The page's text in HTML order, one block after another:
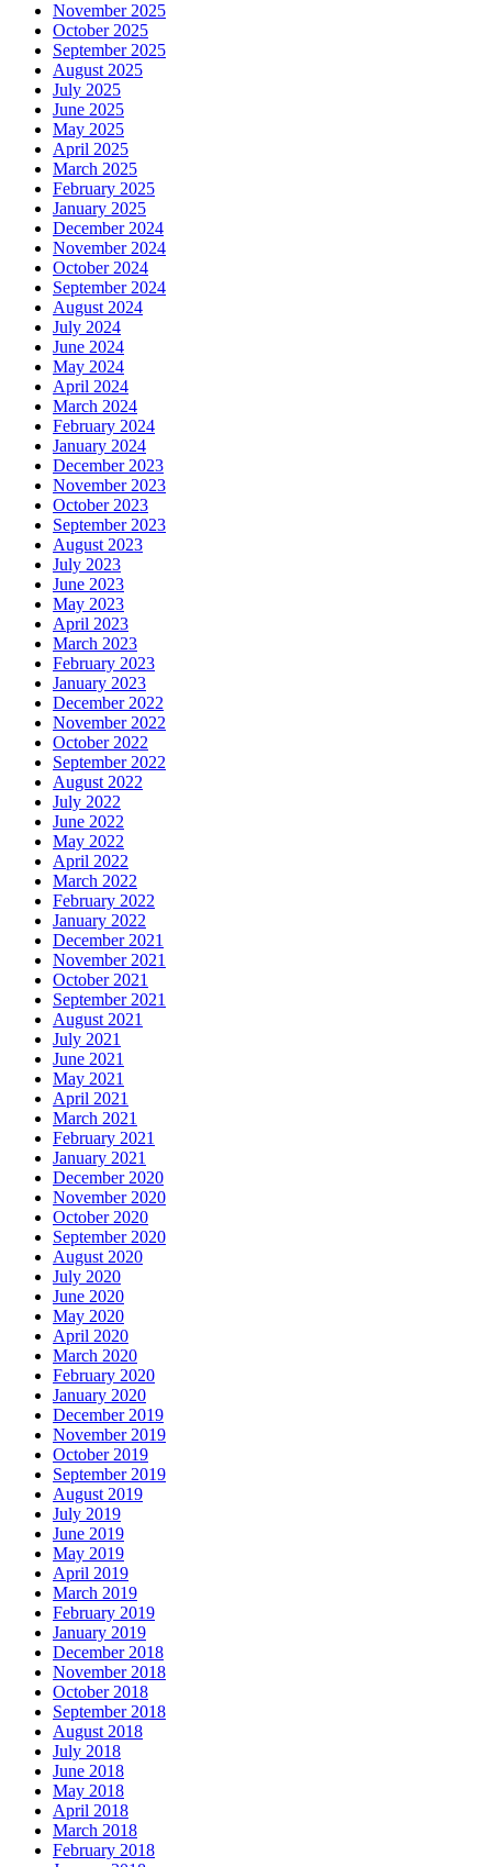
November 2025
October 2025
September 2025
August 2025
July 2025
June 2025
May 2025
April 2025
March 2025
February 2025
January 2025
December 2024
November 2024
October 2024
September 2024
August 2024
July 2024
June 2024
May 2024
April 2024
March 2024
February 2024
January 2024
December 2023
November 2023
October 2023
September 2023
August 2023
July 2023
June 2023
May 2023
April 2023
March 2023
February 2023
January 2023
December 2022
November 2022
October 2022
September 2022
August 2022
July 2022
June 2022
May 2022
April 2022
March 2022
February 2022
January 2022
December 2021
November 2021
October 2021
September 2021
August 2021
July 2021
June 2021
May 2021
April 2021
March 2021
February 2021
January 2021
December 2020
November 2020
October 2020
September 2020
August 2020
July 2020
June 2020
May 2020
April 2020
March 2020
February 2020
January 2020
December 2019
November 2019
October 2019
September 2019
August 2019
July 2019
June 2019
May 2019
April 2019
March 2019
February 2019
January 2019
December 2018
November 2018
October 2018
September 2018
August 2018
July 2018
June 2018
May 2018
April 2018
March 2018
February 2018